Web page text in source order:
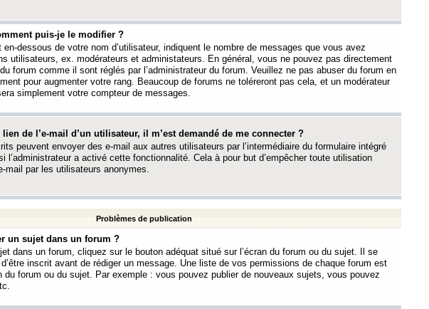
puis-je le modifier ?
en-dessous de votre nom d’utilisateur, indiquent le nombre de messages que vous avez
utilisateurs, ex. modérateurs et administateurs. En général, vous ne pouvez pas directement
forum comme il sont réglés par l’administrateur du forum. Veuillez ne pas abuser du forum en
pour augmenter votre rang. Beaucoup de forums ne toléreront pas cela, et un modérateur
simplement votre compteur de messages.
de l’e-mail d’un utilisateur, il m’est demandé de me connecter ?
peuvent envoyer des e-mail aux autres utilisateurs par l’intermédiaire du formulaire intégré
l’administrateur a activé cette fonctionnalité. Cela à pour but d’empêcher toute utilisation
mail par les utilisateurs anonymes.
Problèmes de publication
un sujet dans un forum ?
dans un forum, cliquez sur le bouton adéquat situé sur l’écran du forum ou du sujet. Il se
inscrit avant de rédiger un message. Une liste de vos permissions de chaque forum est
du forum ou du sujet. Par exemple : vous pouvez publier de nouveaux sujets, vous pouvez